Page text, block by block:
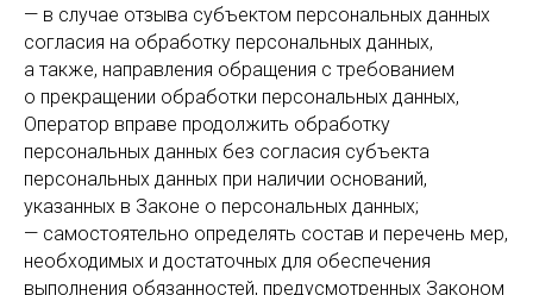
— в случае отзыва субъектом персональных данных
согласия на обработку персональных данных,
а также, направления обращения с требованием
о прекращении обработки персональных данных,
Оператор вправе продолжить обработку
персональных данных без согласия субъекта
персональных данных при наличии оснований,
указанных в Законе о персональных данных;
— самостоятельно определять состав и перечень мер,
необходимых и достаточных для обеспечения
выполнения обязанностей, предусмотренных Законом